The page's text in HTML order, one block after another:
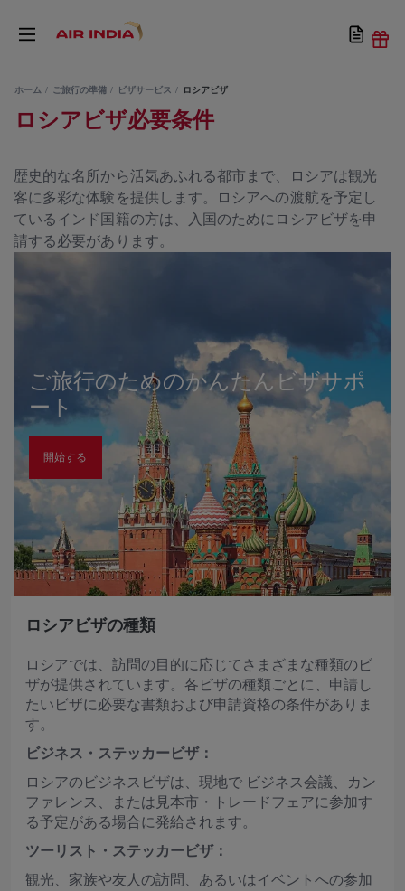
ホーム ご旅行の準備 ビザサービス ロシアビザ
ロシアビザ必要条件
歴史的な名所から活気あふれる都市まで、ロシアは観光
客に多彩な体験を提供します。ロシアへの渡航を予定し
ているインド国籍の方は、入国のためにロシアビザを申
請する必要があります。
ご旅行のためのかんたんビザサポ
ート
開始する
ロシアビザの種類
ロシアでは、訪問の目的に応じてさまざまな種類のビ
ザが提供されています。各ビザの種類ごとに、申請し
たいビザに必要な書類および申請資格の条件がありま
す。
ビジネス・ステッカービザ：
ロシアのビジネスビザは、現地で ビジネス会議、カン
ファレンス、または見本市・トレードフェアに参加す
る予定がある場合に発給されます。
ツーリスト・ステッカービザ：
観光、家族や友人の訪問、あるいはイベントへの参加